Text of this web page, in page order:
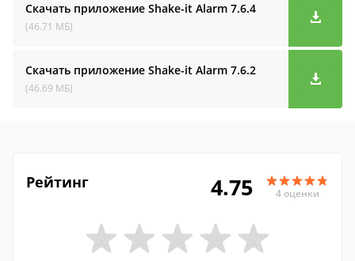
Скачать приложение Shake-it Alarm 7.6.4
(46.71 МБ)
Скачать приложение Shake-it Alarm 7.6.2
(46.69 МБ)
Рейтинг 4.75 4 оценки